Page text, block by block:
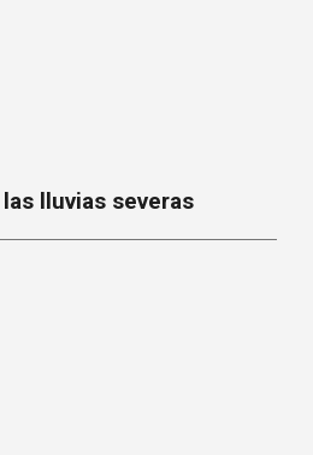
lluvias severas